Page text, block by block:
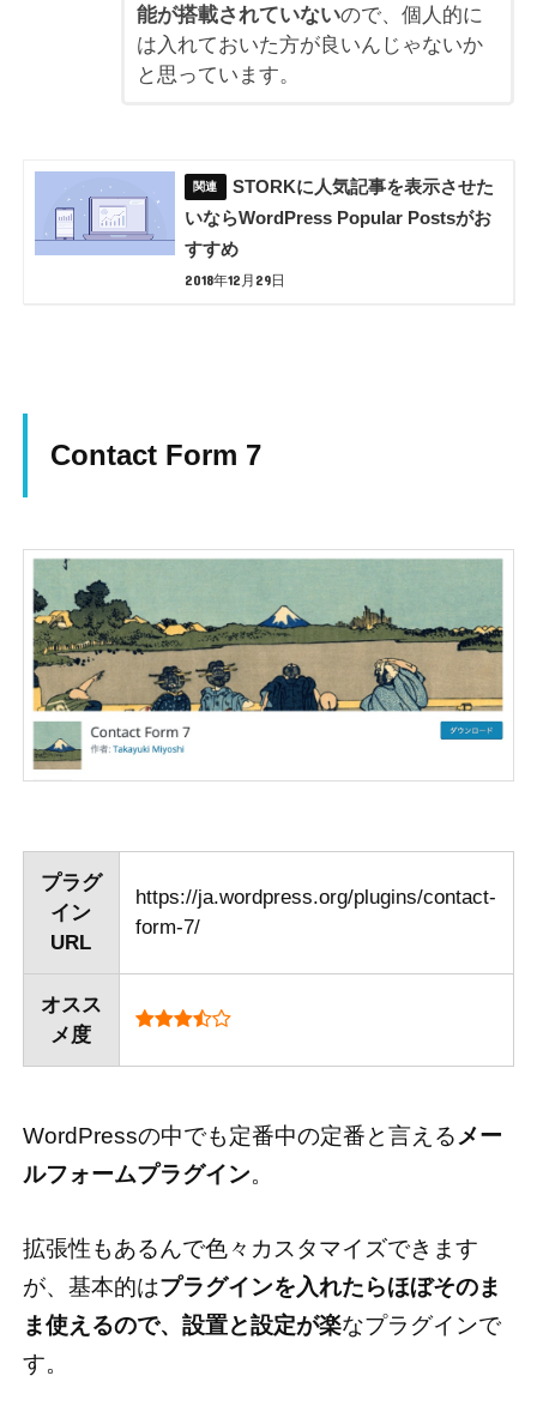
能が搭載されていないので、個人的に
は入れておいた方が良いんじゃないか
と思っています。
STORKに人気記事を表示させた
いならWordPress Popular Postsがお
すすめ
2018年12月29日
Contact Form 7
プラグ
イン
URL
https://ja.wordpress.org/plugins/contact-
form-7/
オスス
メ度
WordPressの中でも定番中の定番と言える メー
ルフォームプラグイン。
拡張性もあるんで色々カスタマイズできます
が、基本的はプラグインを入れたらほぼそのま
ま使えるので、設置と設定が楽なプラグインで
す。